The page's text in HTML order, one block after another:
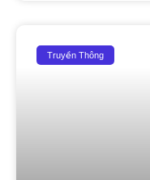
Truyền Thông